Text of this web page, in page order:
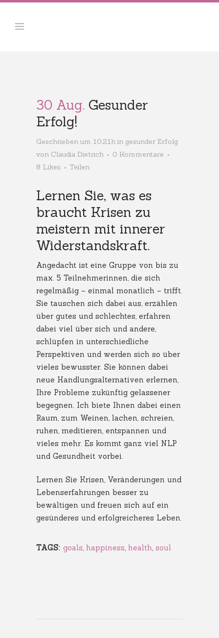
30 Aug. Gesunder
Erfolg!
Geschrieben um 10:21h in gesunder Erfolg
von Claudia Dietrich
0 Kommentare
8 Likes Teilen
Lernen Sie, was es
braucht Krisen zu
meistern mit innerer
Widerstandskraft.
Angedacht ist eine Gruppe von bis zu
max. 5 Teilnehmerinnen, die sich
regelmäßig – einmal monatlich – trifft.
Sie tauschen sich dabei aus, erzählen
über gutes und schlechtes, erfahren
dabei viel über sich und andere,
schlüpfen in unterschiedliche
Perspektiven und werden sich so über
vieles bewusster. Sie können dabei
neue Handlungsalternativen erlernen,
Ihre Probleme zukünftig gelassener
begegnen. Ich biete Ihnen dabei einen
Raum, zum Weinen, lachen, schreien,
ruhen, meditieren, entspannen und
vieles mehr. Es kommt ganz viel NLP
und Gesundheit vorbei.
Lernen Sie Krisen, Veränderungen und
Lebenserfahrungen besser zu
bewältigen und freuen sich auf ein
gesünderes und erfolgreicheres Leben.
TAGS: goals, happiness, health, soul